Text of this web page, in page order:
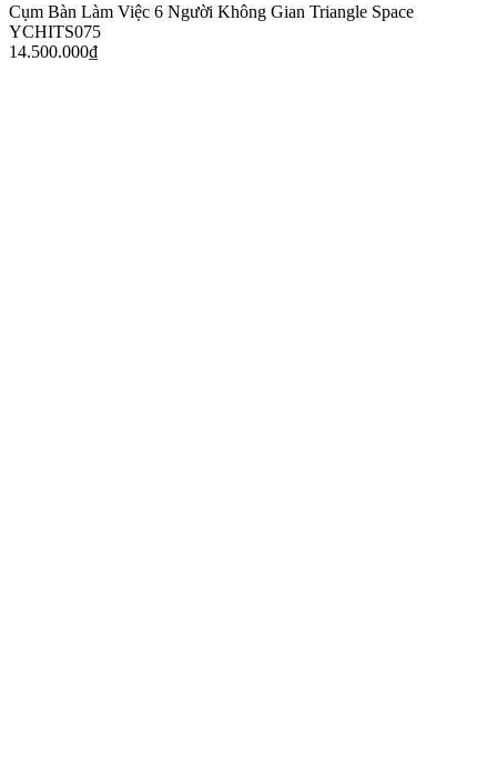
Cụm Bàn Làm Việc 6 Người Không Gian Triangle Space
YCHITS075
14.500.000₫